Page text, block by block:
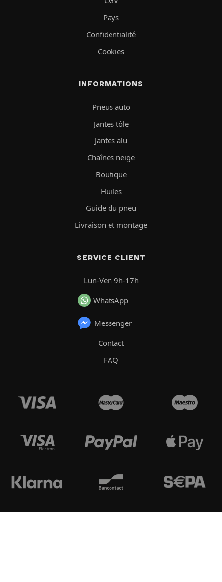
Pays
Confidentialité
Cookies
INFORMATIONS
Pneus auto
Jantes tôle
Jantes alu
Chaînes neige
Boutique
Huiles
Guide du pneu
Livraison et montage
SERVICE CLIENT
Lun-Ven 9h-17h
WhatsApp
Messenger
Contact
FAQ